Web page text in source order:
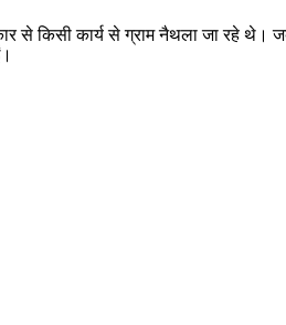
से किसी कार्य से ग्राम नैथला जा रहे